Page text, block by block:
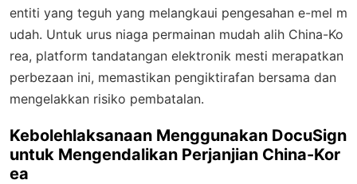
entiti yang teguh yang melangkaui pengesahan e-mel m
udah. Untuk urus niaga permainan mudah alih China-Ko
rea, platform tandatangan elektronik mesti merapatkan
perbezaan ini, memastikan pengiktirafan bersama dan
mengelakkan risiko pembatalan.
Kebolehlaksanaan Menggunakan DocuSign
untuk Mengendalikan Perjanjian China-Kor
ea